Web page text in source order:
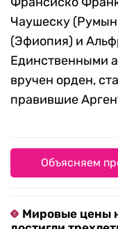
Чаушеску
(Эфиопия) и
Единственными
вручен орден,
правившие
Объясняем
Мировые цены